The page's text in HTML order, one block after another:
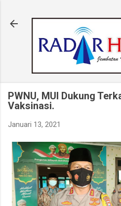
PWNU, MUI Dukung
Vaksinasi.
Januari 13, 2021